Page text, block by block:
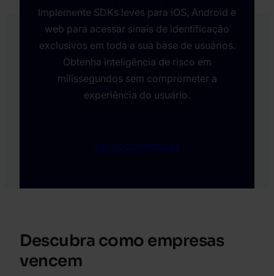
Implemente SDKs leves para iOS, Android e
web para acessar sinais de identificação
exclusivos em toda a sua base de usuários.
Obtenha inteligência de risco em
milissegundos sem comprometer a
experiência do usuário.
Ver documentação
Descubra como empresas
vencem